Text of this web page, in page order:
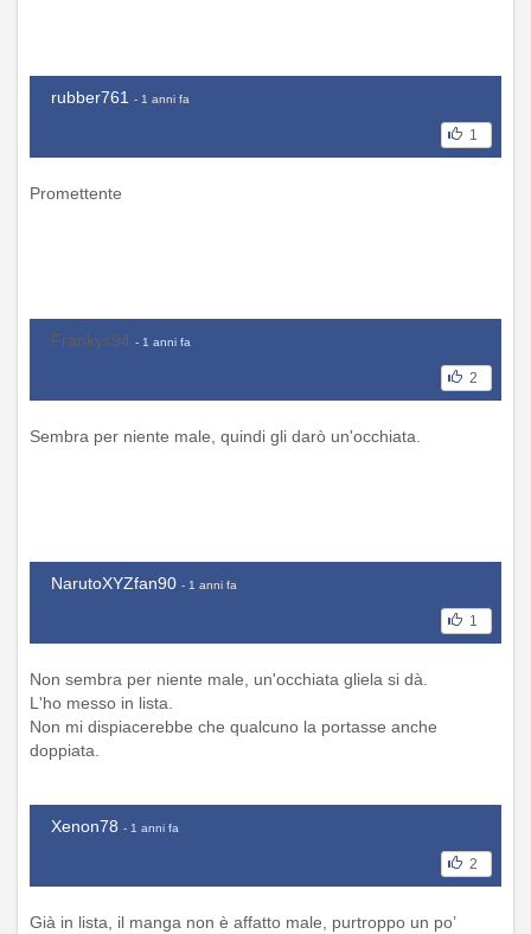
rubber761 - 1 anni fa
1
Promettente
Frankys94 - 1 anni fa
2
Sembra per niente male, quindi gli darò un'occhiata.
NarutoXYZfan90 - 1 anni fa
1
Non sembra per niente male, un'occhiata gliela si dà.
L'ho messo in lista.
Non mi dispiacerebbe che qualcuno la portasse anche
doppiata.
Xenon78 - 1 anni fa
2
Già in lista, il manga non è affatto male, purtroppo un po’